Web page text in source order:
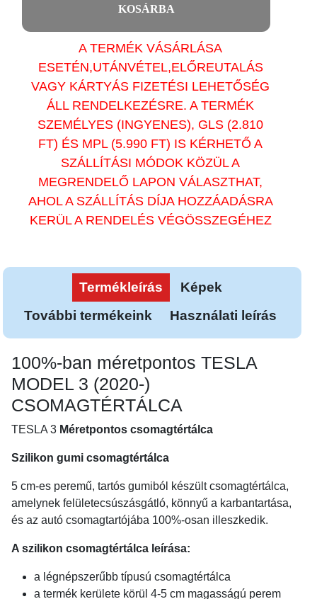
KOSÁRBA
A TERMÉK VÁSÁRLÁSA
ESETÉN,UTÁNVÉTEL,ELŐREUTALÁS
VAGY KÁRTYÁS FIZETÉSI LEHETŐSÉG
ÁLL RENDELKEZÉSRE. A TERMÉK
SZEMÉLYES (INGYENES), GLS (2.810
FT) ÉS MPL (5.990 FT) IS KÉRHETŐ A
SZÁLLÍTÁSI MÓDOK KÖZÜL A
MEGRENDELŐ LAPON VÁLASZTHAT,
AHOL A SZÁLLÍTÁS DÍJA HOZZÁADÁSRA
KERÜL A RENDELÉS VÉGÖSSZEGÉHEZ
Termékleírás
Képek
További termékeink
Használati leírás
100%-ban méretpontos TESLA
MODEL 3 (2020-)
CSOMAGTÉRTÁLCA
TESLA 3 Méretpontos csomagtértálca
Szilikon gumi csomagtértálca
5 cm-es peremű, tartós gumiból készült csomagtértálca,
amelynek felületecsúszásgátló, könnyű a karbantartása,
és az autó csomagtartójába 100%-osan illeszkedik.
A szilikon csomagtértálca leírása:
a légnépszerűbb típusú csomagtértálca
a termék kerülete körül 4-5 cm magasságú perem